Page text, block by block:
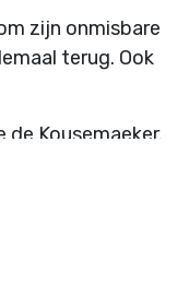
zijn onmisbare
terug. Ook
Kousemaeker.